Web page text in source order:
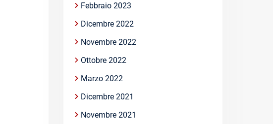
Febbraio 2023
Dicembre 2022
Novembre 2022
Ottobre 2022
Marzo 2022
Dicembre 2021
Novembre 2021